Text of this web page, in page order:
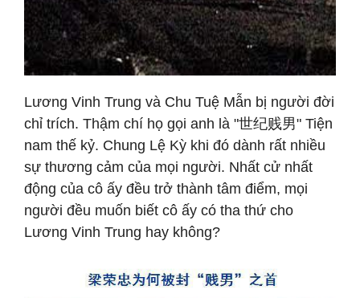
Lương Vinh Trung và Chu Tuệ Mẫn bị người đời
chỉ trích. Thậm chí họ gọi anh là "世纪贱男" Tiện
nam thế kỷ. Chung Lệ Kỳ khi đó dành rất nhiều
sự thương cảm của mọi người. Nhất cử nhất
động của cô ấy đều trở thành tâm điểm, mọi
người đều muốn biết cô ấy có tha thứ cho
Lương Vinh Trung hay không?